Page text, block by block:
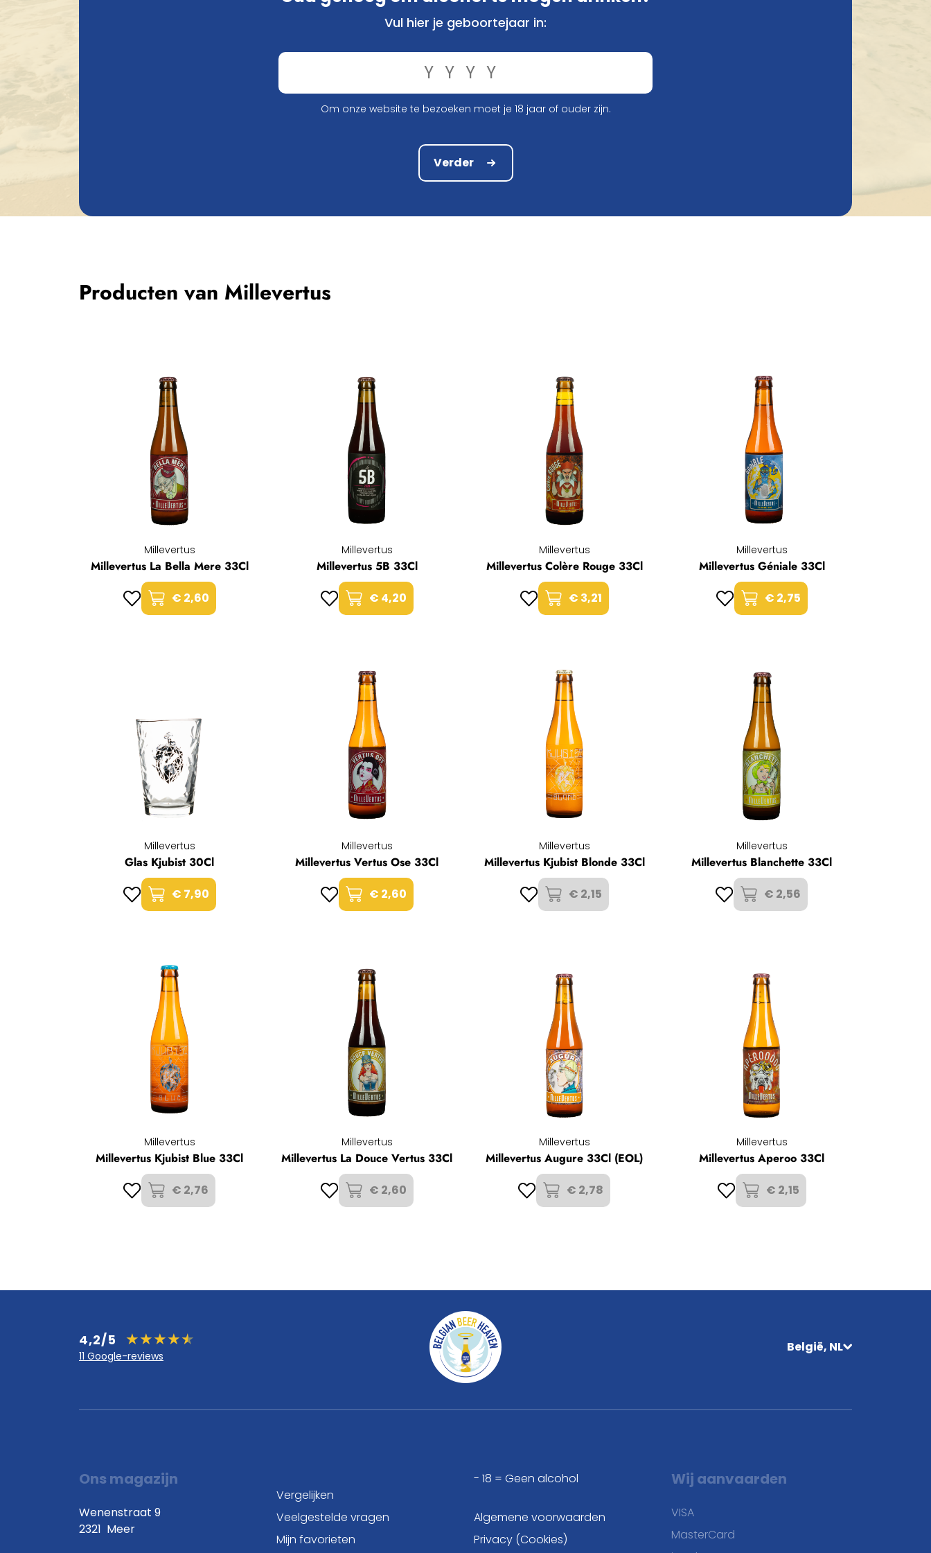
de aarde en de productiegeheimen die hun bieren uniek maken. Hun bieren zijn het resultaat van een
zorgvuldig gebalanceerde mix van eenvoudige ingrediënten, geselecteerd op basis van kwaliteit.
Brouwerij Millevertus is gelegen tussen de Ardennen en de Gaume, in een beschermde natuurlijke omgeving
langs de oevers van de Semois, op een steenworp afstand van Frankrijk en dicht bij het Groothertogdom
De brouwerij ligt in een Natura 2000-natuurreservaat, waar het water beschermd wordt en van uitstekende
Producten van Millevertus
Millevertus
Millevertus La Bella Mere 33Cl
€ 2,60
Millevertus
Millevertus 5B 33Cl
€ 4,20
Millevertus
Millevertus Colère Rouge 33Cl
€ 3,21
Millevertus
Millevertus Géniale 33Cl
€ 2,75
Millevertus
Glas Kjubist 30Cl
€ 7,90
Millevertus
Millevertus Vertus Ose 33Cl
€ 2,60
Millevertus
Millevertus Kjubist Blonde 33Cl
€ 2,15
Millevertus
Millevertus Blanchette 33Cl
€ 2,56
Millevertus
Millevertus Kjubist Blue 33Cl
€ 2,76
Millevertus
Millevertus La Douce Vertus 33Cl
€ 2,60
Millevertus
Millevertus Augure 33Cl (EOL)
€ 2,78
Millevertus
Millevertus Aperoo 33Cl
€ 2,15
Vul hier je geboortejaar in:
Om onze website te bezoeken moet je 18 jaar of ouder zijn.
Verder
4,2/5
11 Google-reviews
België, NL
Ons magazijn
Wenenstraat 9
2321 Meer
Vergelijken
Veelgestelde vragen
Mijn favorieten
- 18 = Geen alcohol
Algemene voorwaarden
Privacy (Cookies)
Wij aanvaarden
VISA
MasterCard